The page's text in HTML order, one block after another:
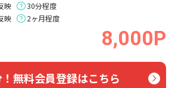
映
30分程度
映
2ヶ月程度
8,000P
無料会員登録はこちら